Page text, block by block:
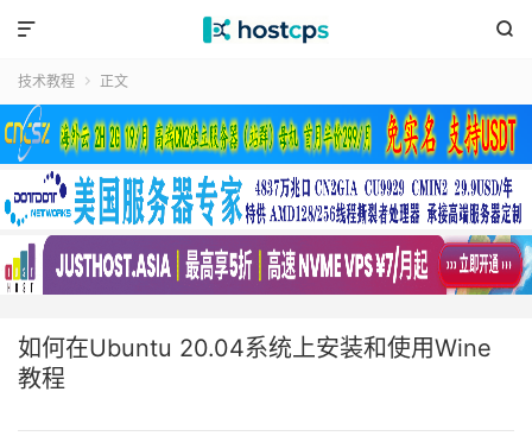


技术教程  正文
如何在Ubuntu 20.04系统上安装和使用Wine
教程